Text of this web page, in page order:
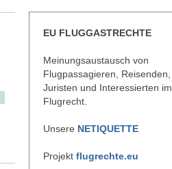
EU FLUGGASTRECHTE
Meinungsaustausch von
Flugpassagieren, Reisenden,
Juristen und Interessierten im
Flugrecht.
Unsere NETIQUETTE
Projekt flugrechte.eu